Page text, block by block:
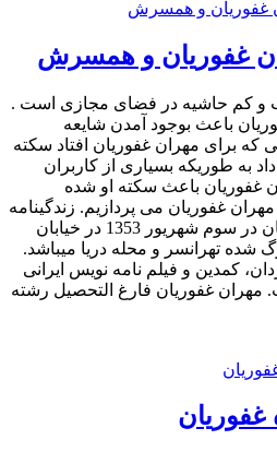
غفوریان و همسرش
و کم حاشیه در فضای مجازی است .
باعث بوجود آمدن شایعه
که برای مهران غفوریان افتاد سکته
به طوریکه بسیاری از کاربران
غفوریان باعث سکته او شده
غفوریان می پردازیم. زندگینامه
مهران غفوریان مهران غفوریان در سوم شهریور 1353 در خیابان
شده تهرانسر و محله دریا میباشد.
کمدین و فیلم نامه نویس ایرانی
مهران غفوریان فارغ التحصیل رشته